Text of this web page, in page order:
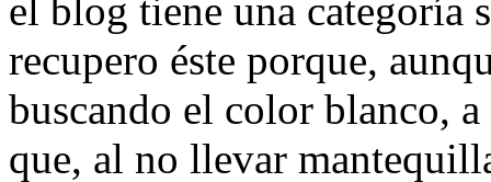
el blog tiene una categoría
recupero éste porque,
buscando el color blanco,
que, al no llevar